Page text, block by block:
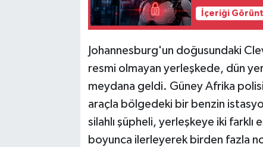
İçeriği
Johannesburg'un doğusundaki
resmi olmayan yerleşkede, dün
meydana geldi. Güney Afrika
araçla bölgedeki bir benzin
silahlı şüpheli, yerleşkeye iki farklı
boyunca ilerleyerek birden fazla
Sonsöz Özel